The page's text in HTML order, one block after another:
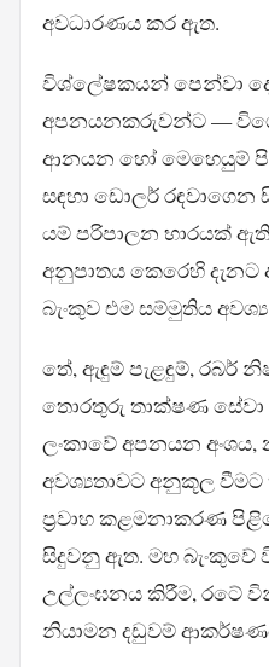
අවධාරණය කර ඇත.
විශ්ලේෂකයන් පෙන්වා
අපනයනකරුවන්ට —
ආනයන හෝ මෙහෙයුම්
සඳහා ඩොලර් රඳවාගෙන
යම් පරිපාලන භාරයක්
අනුපාතය කෙරෙහි
බැංකුව එම සම්මුතිය
තේ, ඇඳුම් පැළඳුම්, රබර්
තොරතුරු තාක්ෂණ සේවා
ලංකාවේ අපනයන
අවශ්‍යතාවට අනුකූල වීමට
ප්‍රවාහ කළමනාකරණ
සිදුවනු ඇත. මහ බැංකුවේ
උල්ලංඝනය කිරීම, රටේ
නියාමන දඩුවම්